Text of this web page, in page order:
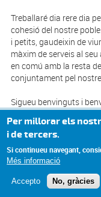
Treballaré dia rere dia
cohesió del nostre
i petits, gaudeixin de
màxim de serveis al
en comú amb la resta
conjuntament pel
Sigueu benvinguts i
Alcalde de Vilabella
Per millorar els
i de tercers.
Si continueu navegant,
Més informació
Accepto No, gràcies